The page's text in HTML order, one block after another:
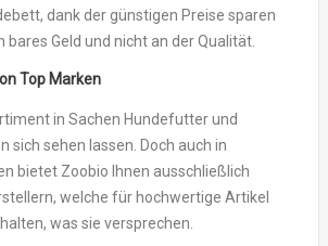
dank der günstigen Preise sparen
bares Geld und nicht an der Qualität.
Top Marken
in Sachen Hundefutter und
sich sehen lassen. Doch auch in
bietet Zoobio Ihnen ausschließlich
welche für hochwertige Artikel
was sie versprechen.